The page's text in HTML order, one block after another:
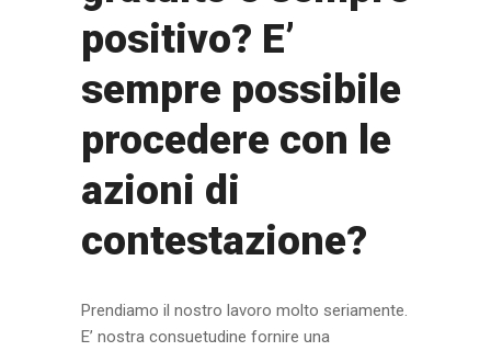
positivo? E’
sempre possibile
procedere con le
azioni di
contestazione?
Prendiamo il nostro lavoro molto seriamente.
E’ nostra consuetudine fornire una